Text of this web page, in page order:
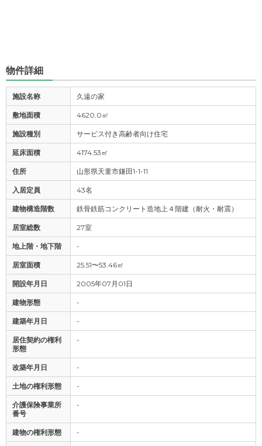
物件詳細
施設名称 久遠の家
敷地面積 4620.0㎡
施設種別 サービス付き高齢者向け住宅
延床面積 4174.53㎡
住所 山形県天童市鎌田1-1-11
入居定員 43名
建物構造階数 鉄骨鉄筋コンクリート造地上４階建（耐火・耐震）
居室総数 27室
地上階・地下階 -
居室面積 25.51〜53.46㎡
開設年月日 2005年07月01日
建物形態 -
建築年月日 -
居住契約の権利
形態
-
改築年月日 -
土地の権利形態 -
介護保険事業所
番号
-
建物の権利形態 -